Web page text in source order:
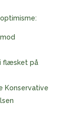
flæsket på
Konservative